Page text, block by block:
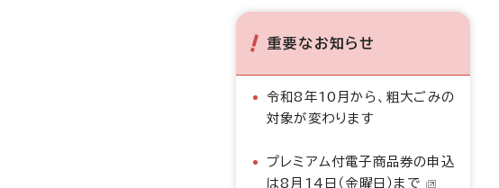
重要なお知らせ
令和8年10月から、粗大ごみの
対象が変わります
プレミアム付電子商品券の申込
は8月14日（金曜日）まで